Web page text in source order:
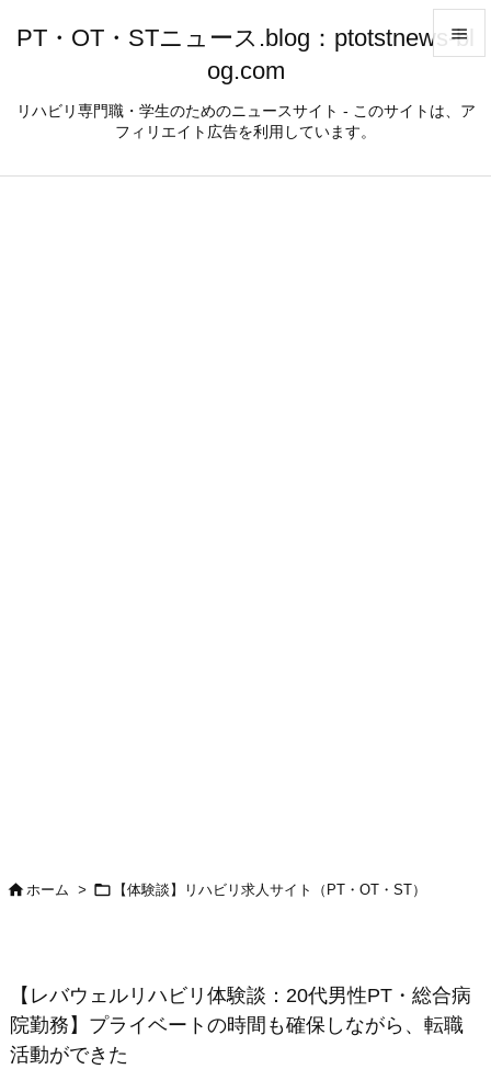
PT・OT・STニュース.blog：ptotstnews-bl
og.com
リハビリ専門職・学生のためのニュースサイト - このサイトは、ア
フィリエイト広告を利用しています。

ホーム >  【体験談】リハビリ求人サイト（PT・OT・ST）
【レバウェルリハビリ体験談：20代男性PT・総合病
院勤務】プライベートの時間も確保しながら、転職
活動ができた